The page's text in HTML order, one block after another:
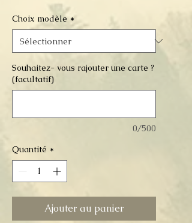
Choix modèle *
Souhaitez- vous rajouter une carte ?
(facultatif)
0/500
Quantité *
Ajouter au panier